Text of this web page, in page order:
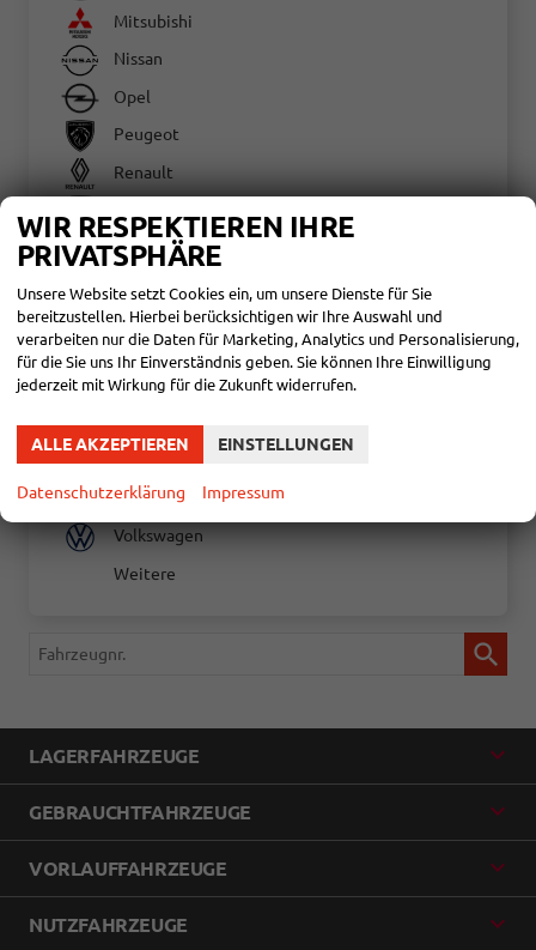
Mitsubishi
Nissan
Opel
Peugeot
Renault
Skoda
Suzuki
Toyota
Corolla Touring Sports
Hilux
Proace City
Proace Verso
Yaris
Volkswagen
Weitere
Fahrzeugnr.
LAGERFAHRZEUGE
GEBRAUCHTFAHRZEUGE
VORLAUFFAHRZEUGE
NUTZFAHRZEUGE
WIR RESPEKTIEREN IHRE
PRIVATSPHÄRE
Unsere Website setzt Cookies ein, um unsere Dienste für Sie
bereitzustellen. Hierbei berücksichtigen wir Ihre Auswahl und
verarbeiten nur die Daten für Marketing, Analytics und Personalisierung,
für die Sie uns Ihr Einverständnis geben. Sie können Ihre Einwilligung
jederzeit mit Wirkung für die Zukunft widerrufen.
ALLE AKZEPTIEREN EINSTELLUNGEN
Datenschutzerklärung Impressum